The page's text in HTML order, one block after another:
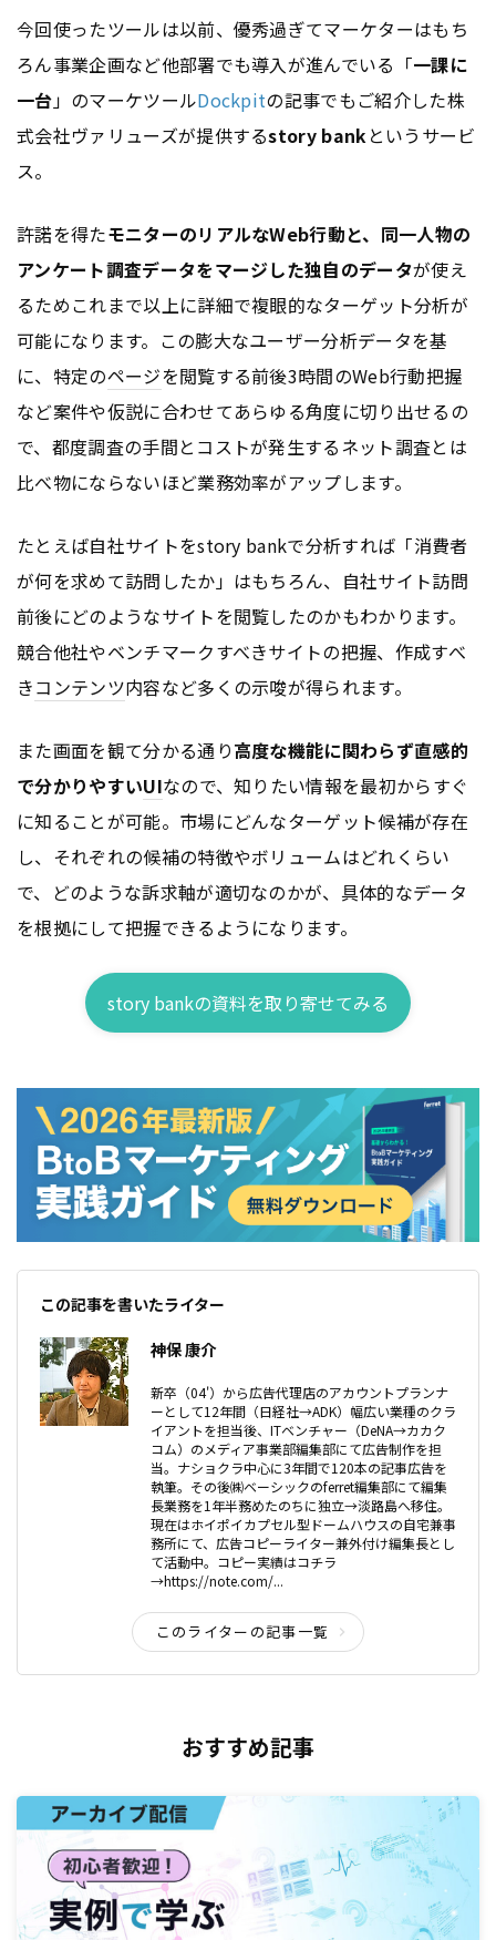
今回使ったツールは以前、優秀過ぎてマーケターはもち
ろん事業企画など他部署でも導入が進んでいる「一課に
一台」のマーケツールDockpitの記事でもご紹介した株
式会社ヴァリューズが提供するstory bankというサービ
ス。
許諾を得たモニターのリアルなWeb行動と、同一人物の
アンケート調査データをマージした独自のデータが使え
るためこれまで以上に詳細で複眼的なターゲット分析が
可能になります。この膨大なユーザー分析データを基
に、特定のページを閲覧する前後3時間のWeb行動把握
など案件や仮説に合わせてあらゆる角度に切り出せるの
で、都度調査の手間とコストが発生するネット調査とは
比べ物にならないほど業務効率がアップします。
たとえば自社サイトをstory bankで分析すれば「消費者
が何を求めて訪問したか」はもちろん、自社サイト訪問
前後にどのようなサイトを閲覧したのかもわかります。
競合他社やベンチマークすべきサイトの把握、作成すべ
きコンテンツ内容など多くの示唆が得られます。
また画面を観て分かる通り高度な機能に関わらず直感的
で分かりやすいUIなので、知りたい情報を最初からすぐ
に知ることが可能。市場にどんなターゲット候補が存在
し、それぞれの候補の特徴やボリュームはどれくらい
で、どのような訴求軸が適切なのかが、具体的なデータ
を根拠にして把握できるようになります。
story bankの資料を取り寄せてみる
この記事を書いたライター
神保 康介
新卒（04'）から広告代理店のアカウントプランナ
ーとして12年間（日経社→ADK）幅広い業種のクラ
イアントを担当後、ITベンチャー（DeNA→カカク
コム）のメディア事業部編集部にて広告制作を担
当。ナショクラ中心に3年間で120本の記事広告を
執筆。その後㈱ベーシックのferret編集部にて編集
長業務を1年半務めたのちに独立→淡路島へ移住。
現在はホイポイカプセル型ドームハウスの自宅兼事
務所にて、広告コピーライター兼外付け編集長とし
て活動中。コピー実績はコチラ
→https://note.com/...
このライターの記事一覧
おすすめ記事